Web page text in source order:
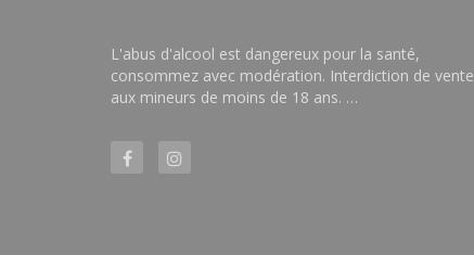
L'abus d'alcool est dangereux pour la santé,
consommez avec modération. Interdiction de vente
aux mineurs de moins de 18 ans. …